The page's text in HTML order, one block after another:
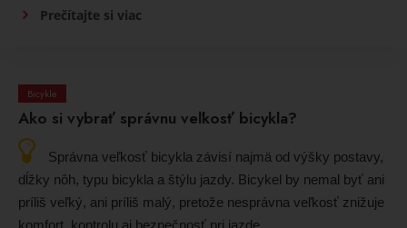
Prečítajte si viac
Bicykle
Ako si vybrať správnu veľkosť bicykla?
Správna veľkosť bicykla závisí najmä od výšky postavy,
dĺžky nôh, typu bicykla a štýlu jazdy. Bicykel by nemal byť ani
príliš veľký, ani príliš malý, pretože nesprávna veľkosť znižuje